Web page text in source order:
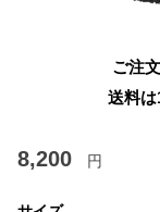
ご注
送料は
8,200 円